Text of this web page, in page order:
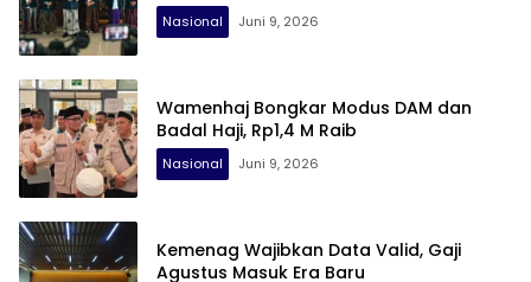
Nasional Juni 9, 2026
Wamenhaj Bongkar Modus DAM dan
Badal Haji, Rp1,4 M Raib
Nasional Juni 9, 2026
Kemenag Wajibkan Data Valid, Gaji
Agustus Masuk Era Baru